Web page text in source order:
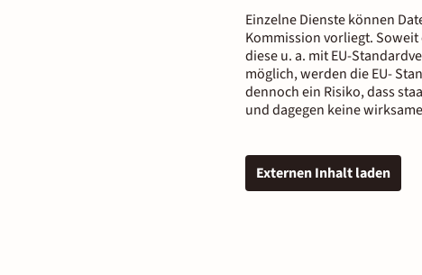
Einzelne Dienste können
Kommission vorliegt.
diese u. a. mit EU-
möglich, werden die EU-
dennoch ein Risiko, dass
und dagegen keine
Externen Inhalt laden